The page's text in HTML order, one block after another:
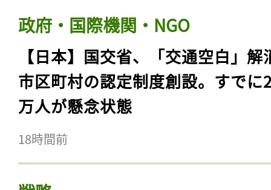
政府・国際機関・NGO
【日本】国交省、「交通空白」解
市区町村の認定制度創設。すでに
万人が懸念状態
18時間前